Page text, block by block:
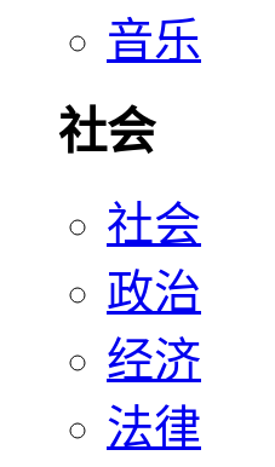
音乐
社会
社会
政治
经济
法律